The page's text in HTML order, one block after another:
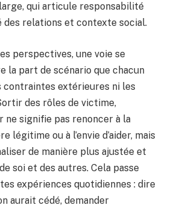
qui articule responsabilité
des relations et contexte social.
perspectives, une voie se
la part de scénario que chacun
contraintes extérieures ni les
des rôles de victime,
ne signifie pas renoncer à la
légitime ou à l’envie d’aider, mais
de manière plus ajustée et
soi et des autres. Cela passe
expériences quotidiennes : dire
aurait cédé, demander